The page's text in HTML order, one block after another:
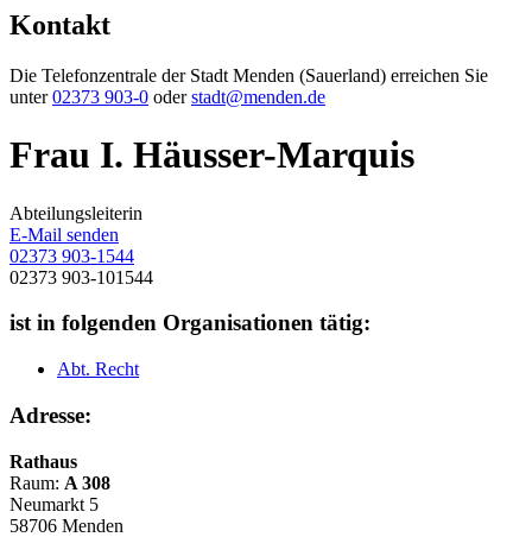
Kontakt
Die Telefonzentrale der Stadt Menden (Sauerland) erreichen Sie
unter02373 903-0 oderstadt@menden.de
Frau I. Häusser-Marquis
Abteilungsleiterin
E-Mail senden
02373 903-1544
02373 903-101544
ist in folgenden Organisationen tätig:
Abt. Recht
Adresse:
Rathaus
Raum: A 308
Neumarkt 5
58706 Menden